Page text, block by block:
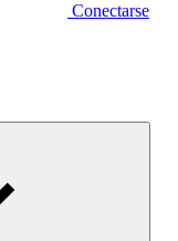
Conectarse